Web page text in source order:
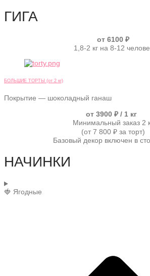
ГИГА
от 6100 ₽
1,8-2 кг на 8-12
БОЛЬШИЕ ТОРТЫ (от 2 кг)
Покрытие — шоколадный ганаш
от 3900 ₽ / 1 кг
Минимальный заказ 2
(от 7 800 ₽ за торт)
Базовый декор включен в
НАЧИНКИ
🍓 Ягодные